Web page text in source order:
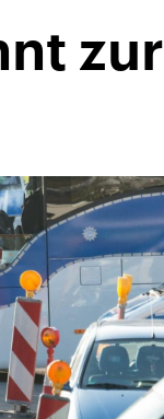
zur